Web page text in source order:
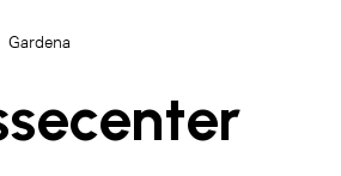
Gardena